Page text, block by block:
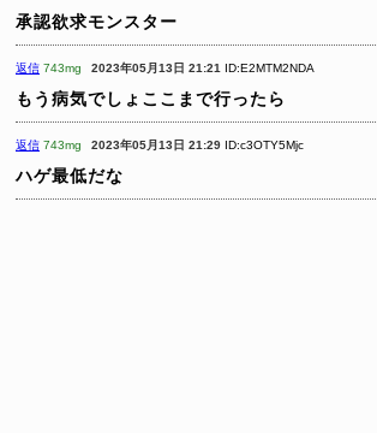
承認欲求モンスター
返信 743mg 2023年05月13日 21:21 ID:E2MTM2NDA
もう病気でしょここまで行ったら
返信 743mg 2023年05月13日 21:29 ID:c3OTY5Mjc
ハゲ最低だな